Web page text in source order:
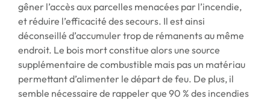
gêner l’accès aux parcelles menacées par l’incendie,
et réduire l’efficacité des secours. Il est ainsi
déconseillé d’accumuler trop de rémanents au même
endroit. Le bois mort constitue alors une source
supplémentaire de combustible mais pas un matériau
permettant d’alimenter le départ de feu. De plus, il
semble nécessaire de rappeler que 90 % des incendies